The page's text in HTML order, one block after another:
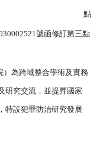
點
號函修訂第三點
為跨域整合學術及實務
研究交流，並提昇國家
特設犯罪防治研究發展